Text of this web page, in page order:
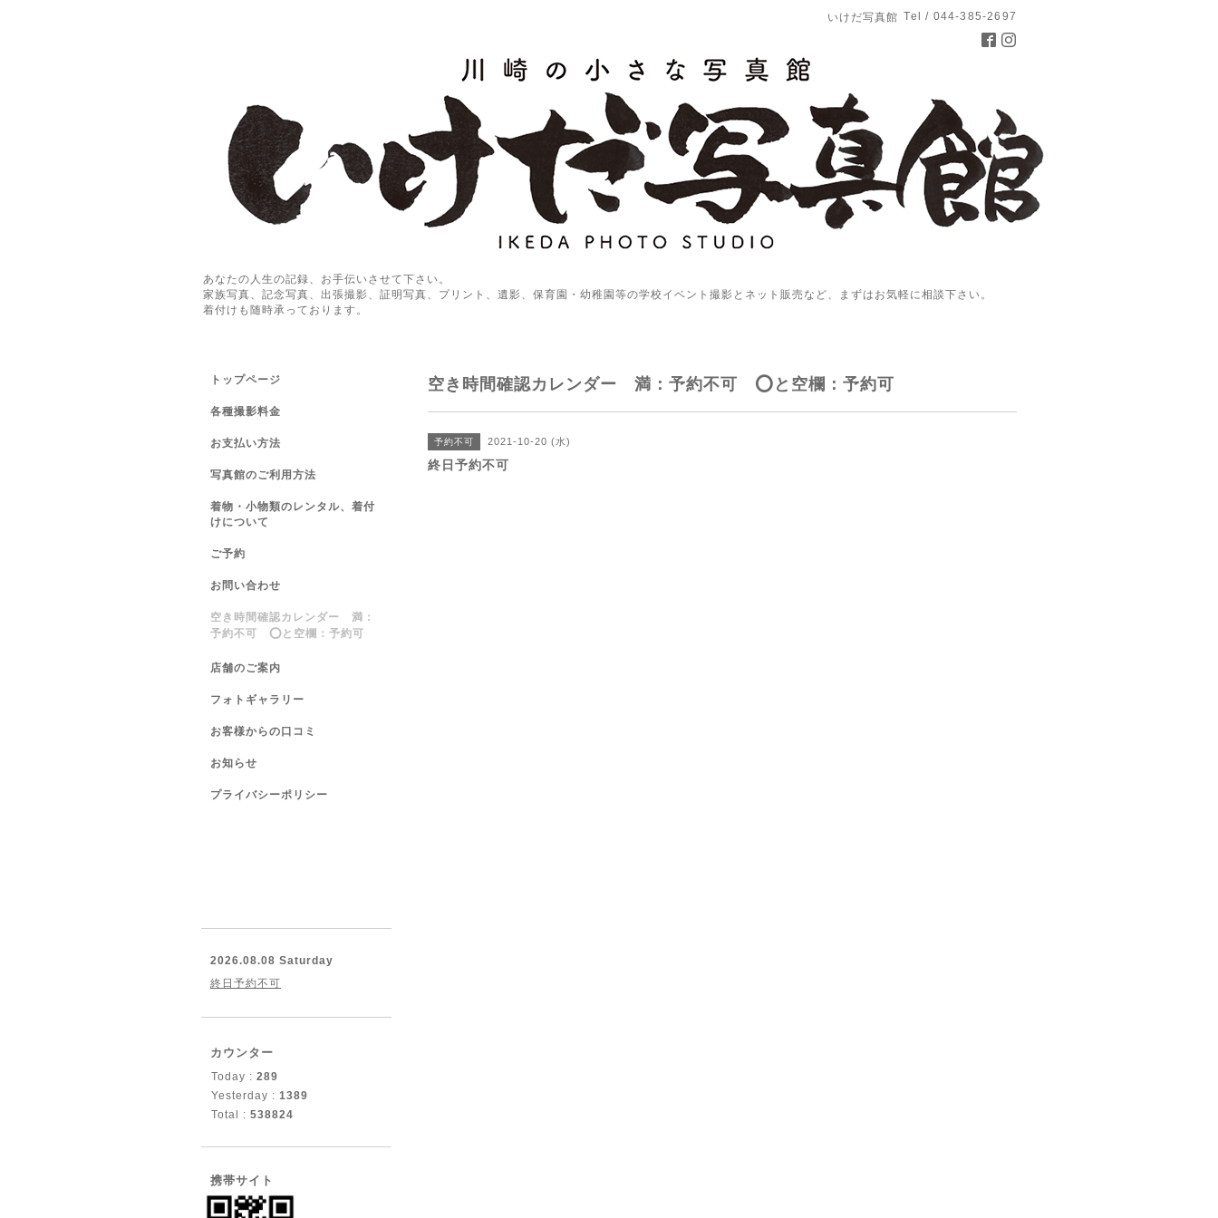
いけだ写真館 Tel / 044-385-2697
あなたの人生の記録、お手伝いさせて下さい。
家族写真、記念写真、出張撮影、証明写真、プリント、遺影、保育園・幼稚園等の学校イベント撮影とネット販売など、まずはお気軽に相談下さい。
着付けも随時承っております。
空き時間確認カレンダー 満：予約不可 ⭕️と空欄：予約可
予約不可 2021-10-20 (水)
終日予約不可
トップページ
各種撮影料金
お支払い方法
写真館のご利用方法
着物・小物類のレンタル、着付
けについて
ご予約
お問い合わせ
空き時間確認カレンダー 満：
予約不可 ⭕️と空欄：予約可
店舗のご案内
フォトギャラリー
お客様からの口コミ
お知らせ
プライバシーポリシー
2026.08.08 Saturday
終日予約不可
カウンター
Today : 289
Yesterday : 1389
Total : 538824
携帯サイト